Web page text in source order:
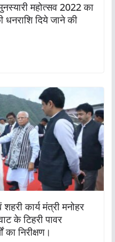
महोत्सव 2022 का
दिये जाने की
कार्य मंत्री मनोहर
के टिहरी पावर
निरीक्षण।